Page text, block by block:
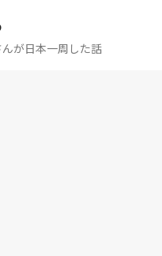
が日本一周した話